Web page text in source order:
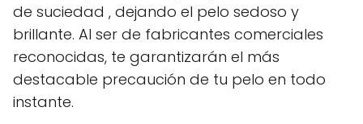
de suciedad , dejando el pelo sedoso y
brillante. Al ser de fabricantes comerciales
reconocidas, te garantizarán el más
destacable precaución de tu pelo en todo
instante.